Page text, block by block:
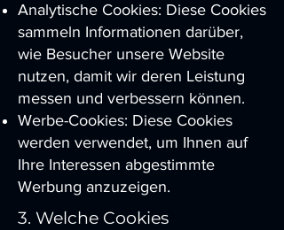
Analytische Cookies: Diese Cookies
sammeln Informationen darüber,
wie Besucher unsere Website
nutzen, damit wir deren Leistung
messen und verbessern können.
Werbe-Cookies: Diese Cookies
werden verwendet, um Ihnen auf
Ihre Interessen abgestimmte
Werbung anzuzeigen.
3. Welche Cookies